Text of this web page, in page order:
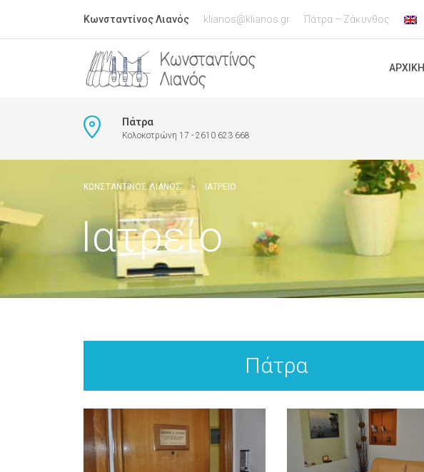
Κωνσταντίνος Λιανός klianos@klianos.gr Πάτρα – Ζάκυνθος
ΑΡΧΙΚΉ
Πάτρα
Κολοκοτρώνη 17 - 2610 623 668
ΚΩΝΣΤΑΝΤΊΝΟΣ ΛΙΑΝΌΣ > ΙΑΤΡΕΊΟ
Ιατρείο
Πάτρα